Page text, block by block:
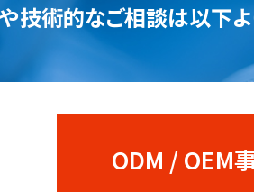
技術的なご相談は以下
ODM / OEM